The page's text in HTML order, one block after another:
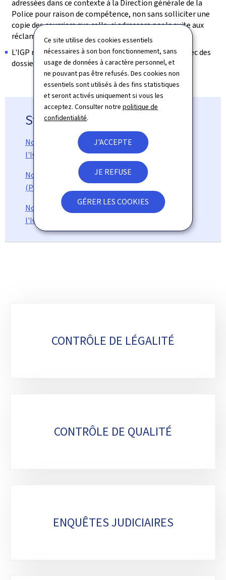
Ce site utilise des cookies essentiels
nécessaires à son bon fonctionnement, sans
usage de données à caractère personnel, et
ne pouvant pas être refusés. Des cookies non
essentiels sont utilisés à des fins statistiques
et seront activés uniquement si vous les
acceptez. Consulter notrepolitique de
confidentialité.
J'ACCEPTE
JE REFUSE
GÉRER LES COOKIES
adressées dans ce contexte à la Direction générale de la
Police pour raison de compétence, non sans solliciter une
copie des courriers que celle-ci adressera par la suite aux
réclamants.
L'IGP ne traite pas les réclamations en lien direct avec des
dossiers judiciaires en cours.
Statistiques
Nombre d'enquêtes administratives menées par
l'IGP (Pdf, 117 Ko)
Nombre d'enquêtes judiciaires menées par l'IGP
(Pdf, 111 Ko)
Nombre d'instructions disciplinaires menées par
l'IGP (Pdf, 97 Ko)
rubriquesCONTRÔLE DE LÉGALITÉ
CONTRÔLE DE QUALITÉ
ENQUÊTES JUDICIAIRES